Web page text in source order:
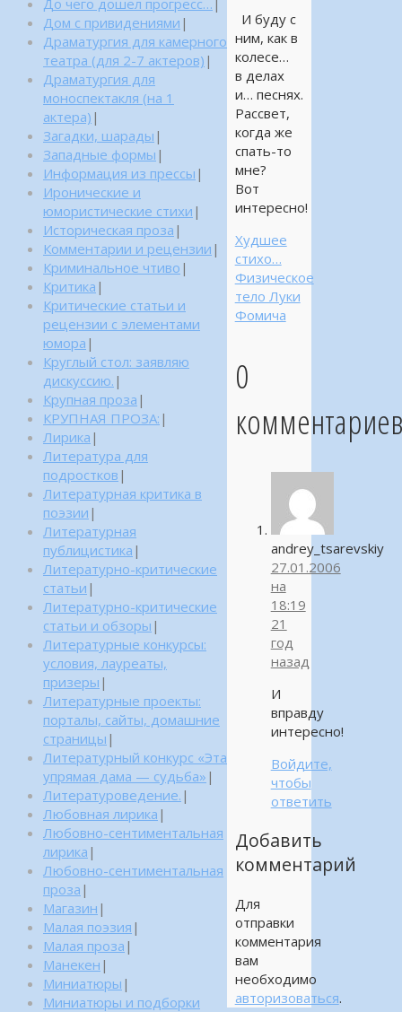
И буду с
ним, как в
колесе…
в делах
и… песнях.
Рассвет,
когда же
спать-то
мне?
Вот
интересно!
Худшее
стихо…
Физическое
тело Луки
Фомича
0
andrey_tsarevskiy
27.01.2006
на
18:19
21
год
назад
И
вправду
интересно!
Войдите,
чтобы
ответить
Добавить
комментарий
Для
отправки
комментария
вам
необходимо
авторизоваться.
До чего дошел прогресс… |
Дом с привидениями |
Драматургия для камерного
театра (для 2-7 актеров) |
Драматургия для
моноспектакля (на 1
актера) |
Загадки, шарады |
Западные формы |
Информация из прессы |
Иронические и
юмористические стихи |
Историческая проза |
Комментарии и рецензии |
Криминальное чтиво |
Критика |
Критические статьи и
рецензии с элементами
юмора |
Круглый стол: заявляю
дискуссию. |
Крупная проза |
КРУПНАЯ ПРОЗА: |
Лирика |
Литература для
подростков |
Литературная критика в
поэзии |
Литературная
публицистика |
Литературно-критические
статьи |
Литературно-критические
статьи и обзоры |
Литературные конкурсы:
условия, лауреаты,
призеры |
Литературные проекты:
порталы, сайты, домашние
страницы |
Литературный конкурс «Эта
упрямая дама — судьба» |
Литературоведение. |
Любовная лирика |
Любовно-сентиментальная
лирика |
Любовно-сентиментальная
проза |
Магазин |
Малая поэзия |
Малая проза |
Манекен |
Миниатюры |
Миниатюры и подборки